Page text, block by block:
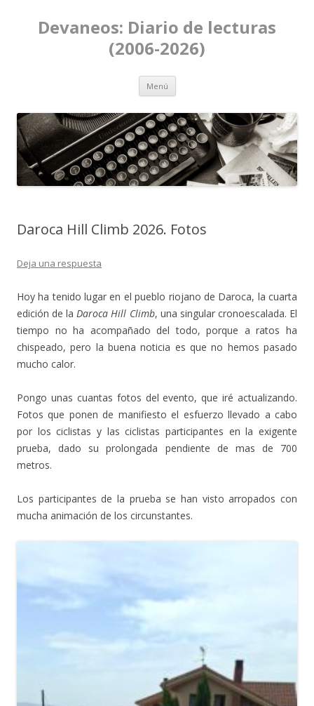
Devaneos: Diario de lecturas
(2006-2026)
Menú Ir al contenido
Daroca Hill Climb 2026. Fotos
Deja una respuesta
Hoy ha tenido lugar en el pueblo riojano de Daroca, la cuarta
edición de laDaroca Hill Climb, una singular cronoescalada. El
tiempo no ha acompañado del todo, porque a ratos ha
chispeado, pero la buena noticia es que no hemos pasado
mucho calor.
Pongo unas cuantas fotos del evento, que iré actualizando.
Fotos que ponen de manifiesto el esfuerzo llevado a cabo
por los ciclistas y las ciclistas participantes en la exigente
prueba, dado su prolongada pendiente de mas de 700
metros.
Los participantes de la prueba se han visto arropados con
mucha animación de los circunstantes.